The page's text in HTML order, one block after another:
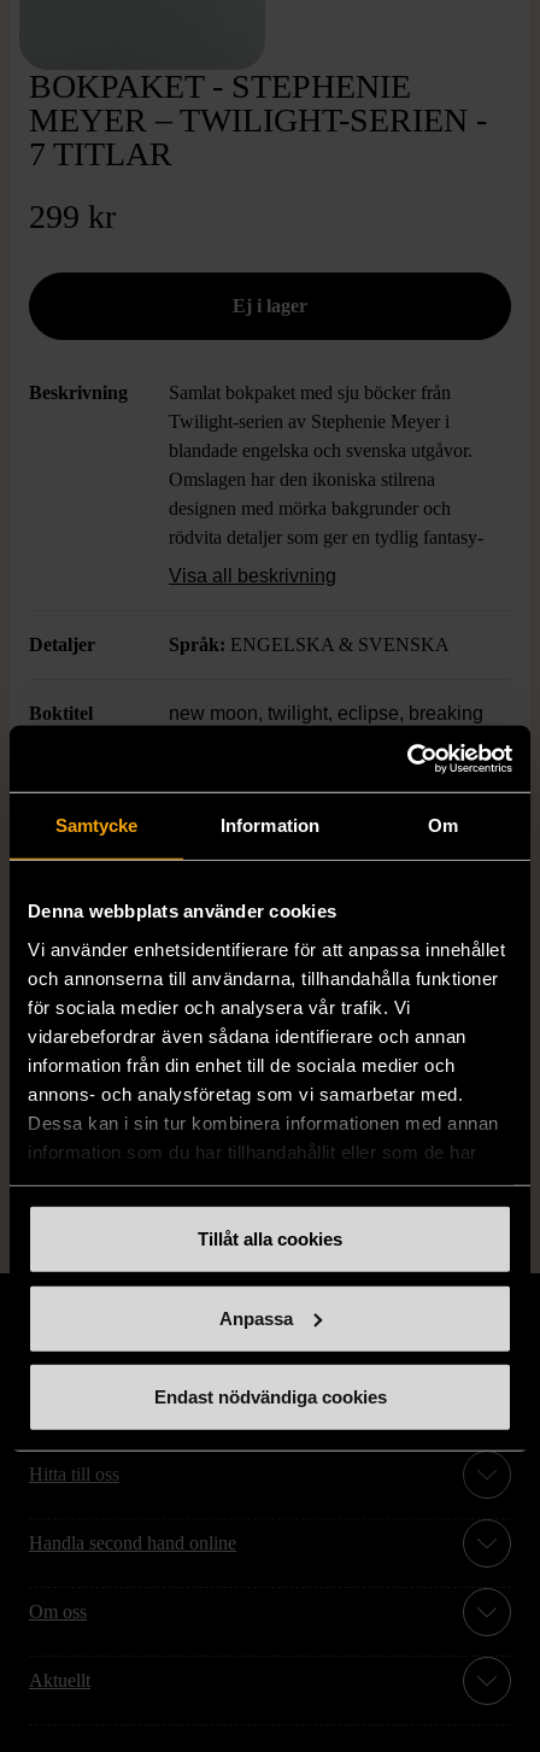
Samtycke Information Om
Denna webbplats använder cookies
Vi använder enhetsidentifierare för att anpassa innehållet
och annonserna till användarna, tillhandahålla funktioner
för sociala medier och analysera vår trafik. Vi
vidarebefordrar även sådana identifierare och annan
information från din enhet till de sociala medier och
annons- och analysföretag som vi samarbetar med.
Dessa kan i sin tur kombinera informationen med annan
information som du har tillhandahållit eller som de har
Tillåt alla cookies
Anpassa
Endast nödvändiga cookies
BOKPAKET - STEPHENIE
MEYER – TWILIGHT-SERIEN -
7 TITLAR
299 kr
Beskrivning
Samlat bokpaket med sju böcker från
Twilight-serien av Stephenie Meyer i
blandade engelska och svenska utgåvor.
Omslagen har den ikoniska stilrena
designen med mörka bakgrunder och
rödvita detaljer som ger en tydlig fantasy-
och ungdomskänsla. Perfekt för dig som
unika visuella uttryck.
Visa all beskrivning
Detaljer Språk: ENGELSKA & SVENSKA
Boktitel
new moon, twilight, eclipse, breaking
dawn, När jag hör din röst, Ljudet av
ditt hjärta, Så länge vi båda andas
Författare
ISBN Se bilder
Skick Gott skick
Produkten har använts men är av fin
kvalitet, det kan förekomma mindre
förslitningar.
Läs mer om hur vi bedömer
Hitta till oss
Handla second hand online
Om oss
Aktuellt